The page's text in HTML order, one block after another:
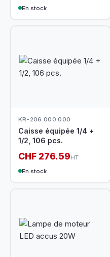
En stock
KR-206.000.000
Caisse équipée 1/4 +
1/2, 106 pcs.
CHF 276.59HT
En stock